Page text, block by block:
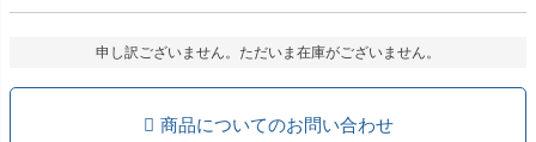
申し訳ございません。ただいま在庫がございません。
商品についてのお問い合わせ